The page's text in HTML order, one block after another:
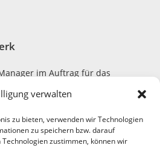
verwalten
zu bieten, verwenden wir Technologien
zu speichern bzw. darauf
zustimmen, können wir
im Auftrag für das